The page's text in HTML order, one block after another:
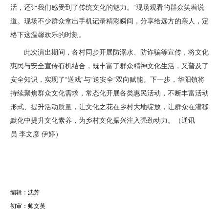
活，还让我们感受到了传统文化的魅力。”现场观看的群众笑着说
道。现场不少群众拿出手机记录精彩瞬间，分享给远方的亲人，定
格下这温馨欢乐的时刻。
此次演出期间，各村同步开展防溺水、防诈骗等宣传，将文化
惠民与安全宣传有机结合，既丰富了群众精神文化生活，又普及了
安全知识，实现了“送戏”与“送安全”双向赋能。下一步，华阳镇将
持续聚焦群众文化需求，常态化开展各类惠民活动，不断丰富活动
形式、提升活动质量，让文化之花在乡村大地绽放，让群众在潜移
默化中提升文化素养，为乡村文化振兴注入强劲动力。
（通讯
员 李文彦 伊婷）
编辑：沈芳
初审：帅文英